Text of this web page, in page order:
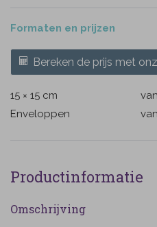
Formaten en prijzen
Bereken de prijs met
15 × 15 cm
Enveloppen
Productinformatie
Omschrijving